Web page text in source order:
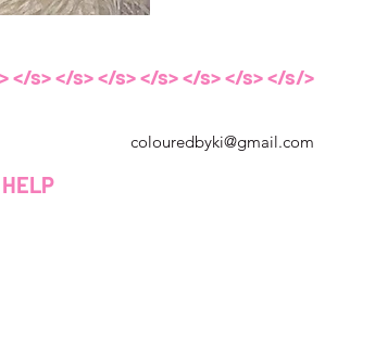
</s> </s> </s> </s> </s> </s> </s> </s> </s> </s> </s> </s>
colouredbyki@gmail.com
HELP